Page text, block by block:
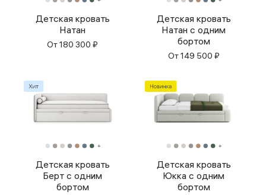
Детская кровать
Натан
От180 300 ₽
Детская кровать
Натан с одним
бортом
От149 500 ₽
Детская кровать
Берт с одним
бортом
Детская кровать
Юкка с одним
бортом